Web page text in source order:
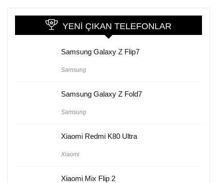
YENI ÇIKAN TELEFONLAR
Samsung Galaxy Z Flip7
Samsung
Samsung Galaxy Z Fold7
Samsung
Xiaomi Redmi K80 Ultra
Xiaomi
Xiaomi Mix Flip 2